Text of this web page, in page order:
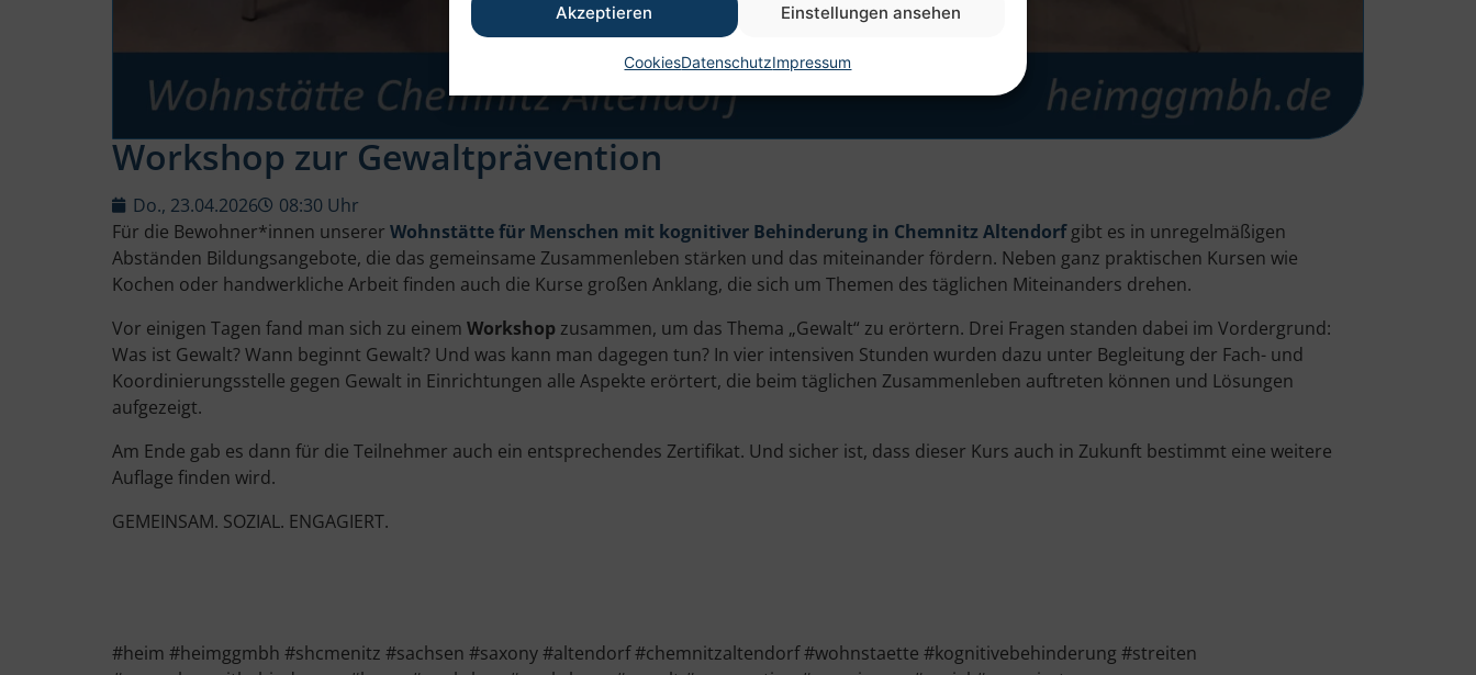
Akzeptieren Einstellungen ansehen
CookiesDatenschutzImpressum
Workshop zur Gewaltprävention
Do., 23.04.2026
08:30 Uhr
Für die Bewohner*innen unserer Wohnstätte für Menschen mit kognitiver Behinderung in Chemnitz Altendorfgibt es in unregelmäßigen
Abständen Bildungsangebote, die das gemeinsame Zusammenleben stärken und das miteinander fördern. Neben ganz praktischen Kursen wie
Kochen oder handwerkliche Arbeit finden auch die Kurse großen Anklang, die sich um Themen des täglichen Miteinanders drehen.
Vor einigen Tagen fand man sich zu einem Workshop zusammen, um das Thema „Gewalt“ zu erörtern. Drei Fragen standen dabei im Vordergrund:
Was ist Gewalt? Wann beginnt Gewalt? Und was kann man dagegen tun? In vier intensiven Stunden wurden dazu unter Begleitung der Fach- und
Koordinierungsstelle gegen Gewalt in Einrichtungen alle Aspekte erörtert, die beim täglichen Zusammenleben auftreten können und Lösungen
aufgezeigt.
Am Ende gab es dann für die Teilnehmer auch ein entsprechendes Zertifikat. Und sicher ist, dass dieser Kurs auch in Zukunft bestimmt eine weitere
Auflage finden wird.
GEMEINSAM. SOZIAL. ENGAGIERT.
#heim #heimggmbh #shcmenitz #sachsen #saxony #altendorf #chemnitzaltendorf #wohnstaette #kognitivebehinderung #streiten